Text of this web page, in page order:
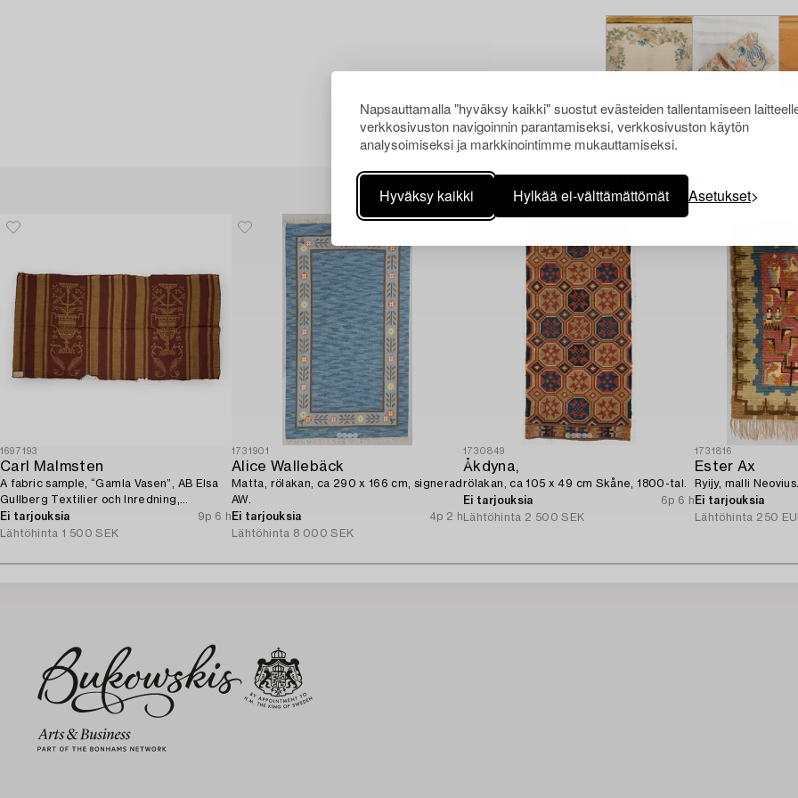
Napsauttamalla "hyväksy kaikki" suostut evästeiden tallentamiseen
verkkosivuston navigoinnin parantamiseksi, verkkosivuston käytön
analysoimiseksi ja markkinointimme mukauttamiseksi.
Hyväksy kaikki Hylkää ei-välttämättömät Asetukset
Muiden katsomia kohteita
1697193
Carl Malmsten
A fabric sample, “Gamla Vasen”, AB Elsa
Gullberg Textilier och Inredning,
Stockholm, 1920s.
Ei tarjouksia
9p 6 h
Lähtöhinta 1 500 SEK
1731901
Alice Wallebäck
Matta, rölakan, ca 290 x 166 cm, signerad
AW.
Ei tarjouksia
4p 2 h
Lähtöhinta 8 000 SEK
1730849
Åkdyna,
rölakan, ca 105 x 49 cm Skåne, 1800-tal.
Ei tarjouksia
6p 6 h
Lähtöhinta 2 500 SEK
1731816
Ester Ax
Ryijy, malli
Ei tarjouksia
Lähtöhinta 250